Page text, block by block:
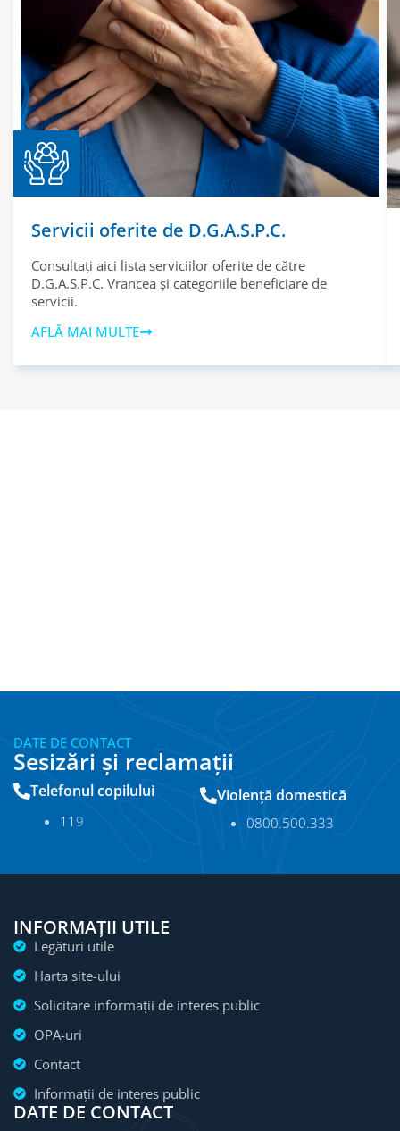
Servicii oferite de D.G.A.S.P.C.
Consultați aici lista serviciilor oferite de către
D.G.A.S.P.C. Vrancea și categoriile beneficiare de
servicii.
AFLĂ MAI MULTE
DATE DE CONTACT
Sesizări și reclamații
Telefonul copilului
11 9
Violență domestică
0800.500.333
INFORMAȚII UTILE
Legături utile
Harta site-ului
Solicitare informații de interes public
OPA-uri
Contact
Informații de interes public
DATE DE CONTACT